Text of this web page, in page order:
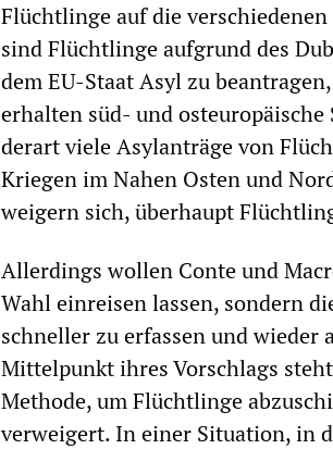
Flüchtlinge auf die
sind Flüchtlinge aufgrund des
dem EU-Staat Asyl zu
erhalten süd- und
derart viele Asylanträge von
Kriegen im Nahen Osten und
weigern sich, überhaupt
Allerdings wollen Conte und
Wahl einreisen lassen, sondern
schneller zu erfassen und wieder
Mittelpunkt ihres Vorschlags
Methode, um Flüchtlinge
verweigert. In einer Situation, in